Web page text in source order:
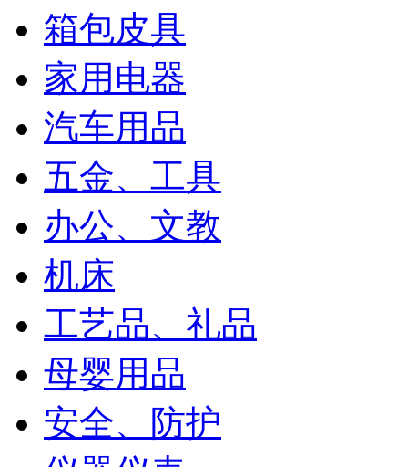
箱包皮具
家用电器
汽车用品
五金、工具
办公、文教
机床
工艺品、礼品
母婴用品
安全、防护